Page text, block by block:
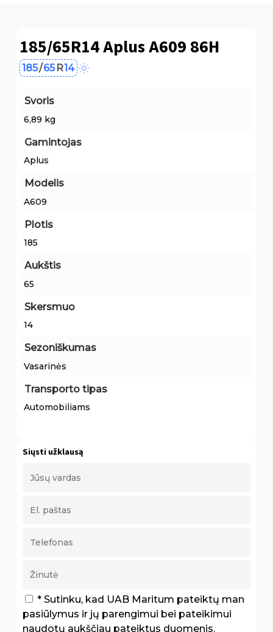
185/65R14 Aplus A609 86H
185/65R14
Svoris
6,89 kg
Gamintojas
Aplus
Modelis
A609
Plotis
185
Aukštis
65
Skersmuo
14
Sezoniškumas
Vasarinės
Transporto tipas
Automobiliams
Siųsti užklausą
* Sutinku, kad UAB Maritum pateiktų man
pasiūlymus ir jų parengimui bei pateikimui
naudotų aukščiau pateiktus duomenis.